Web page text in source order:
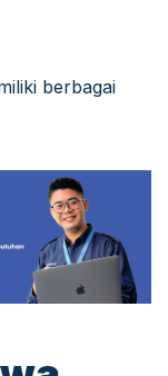
berbagai